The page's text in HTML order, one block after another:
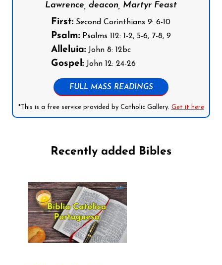
Lawrence, deacon, Martyr Feast
First: Second Corinthians 9: 6-10
Psalm: Psalms 112: 1-2, 5-6, 7-8, 9
Alleluia: John 8: 12bc
Gospel: John 12: 24-26
FULL MASS READINGS
*This is a free service provided by Catholic Gallery. Get it here
Recently added Bibles